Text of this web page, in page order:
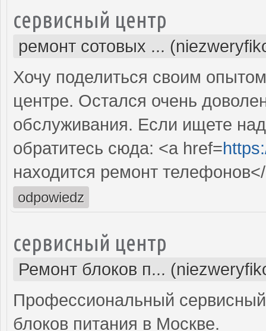
сервисный центр
ремонт сотовых ...
Хочу поделиться своим
центре. Остался очень
обслуживания. Если ищете
обратитесь сюда: <a href=
находится ремонт
odpowiedz
сервисный центр
Ремонт блоков п...
Профессиональный
блоков питания в Москве.